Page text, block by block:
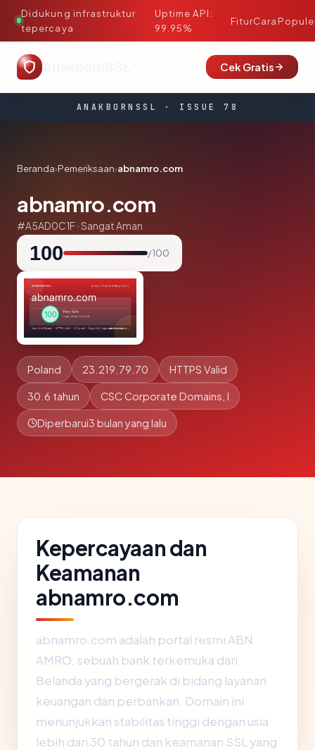
Didukung infrastruktur
tepercaya
·
Uptime API:
99.95%
FiturCara
Cek Gratis
ANAKBORNSSL · ISSUE 78
Beranda›Pemeriksaan›abnamro.com
abnamro.com
#A5AD0C1F · Sangat Aman
100 / 100
Poland 23.219.79.70 HTTPS Valid
30.6 tahun CSC Corporate Domains, I
Diperbarui3 bulan yang lalu
Kepercayaan dan
Keamanan
abnamro.com
abnamro.com adalah portal resmi ABN
AMRO, sebuah bank terkemuka dari
Belanda yang bergerak di bidang layanan
keuangan dan perbankan. Domain ini
menunjukkan stabilitas tinggi dengan usia
lebih dari 30 tahun dan keamanan SSL yang